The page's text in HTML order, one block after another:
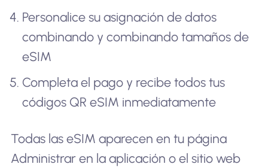
Personalice su asignación de datos
combinando y combinando tamaños de
eSIM
Completa el pago y recibe todos tus
códigos QR eSIM inmediatamente
Todas las eSIM aparecen en tu página
Administrar en la aplicación o el sitio web